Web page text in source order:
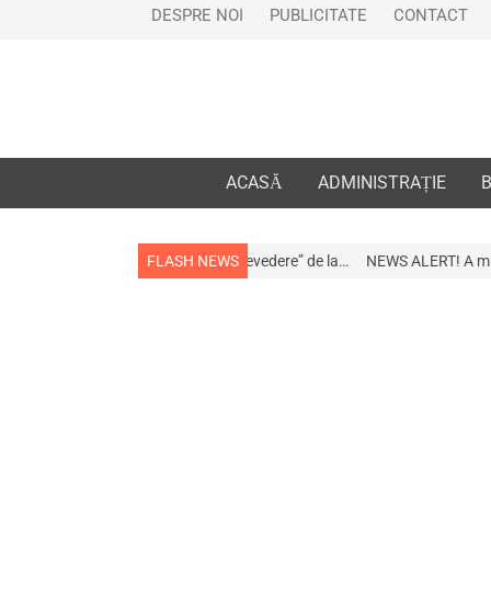
DESPRE NOI PUBLICITATE CONTACT
ACASĂ ADMINISTRAȚIE
FLASH NEWS
la apropiații „la revedere” de la… NEWS ALERT! A murit afaceristul